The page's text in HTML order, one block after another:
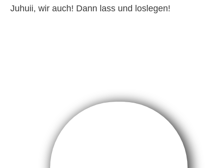
Juhuii, wir auch! Dann lass und loslegen!